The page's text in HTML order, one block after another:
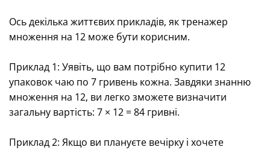
Ось декілька життєвих прикладів, як тренажер
множення на 12 може бути корисним.
Приклад 1: Уявіть, що вам потрібно купити 12
упаковок чаю по 7 гривень кожна. Завдяки знанню
множення на 12, ви легко зможете визначити
загальну вартість: 7 × 12 = 84 гривні.
Приклад 2: Якщо ви плануєте вечірку і хочете